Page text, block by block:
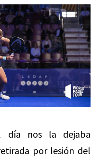
día nos la dejaba
por lesión del